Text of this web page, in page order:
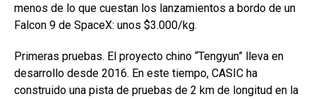
menos de lo que cuestan los lanzamientos a bordo de un
Falcon 9 de SpaceX: unos $3.000/kg.
Primeras pruebas. El proyecto chino “Tengyun” lleva en
desarrollo desde 2016. En este tiempo, CASIC ha
construido una pista de pruebas de 2 km de longitud en la